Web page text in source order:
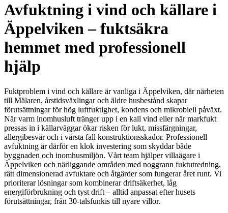
Avfuktning i vind och källare i
Äppelviken – fuktsäkra
hemmet med professionell
hjälp
Fuktproblem i vind och källare är vanliga i Äppelviken, där närheten
till Mälaren, årstidsväxlingar och äldre husbestånd skapar
förutsättningar för hög luftfuktighet, kondens och mikrobiell påväxt.
När varm inomhusluft tränger upp i en kall vind eller när markfukt
pressas in i källarväggar ökar risken för lukt, missfärgningar,
allergibesvär och i värsta fall konstruktionsskador. Professionell
avfuktning är därför en klok investering som skyddar både
byggnaden och inomhusmiljön. Vårt team hjälper villaägare i
Äppelviken och närliggande områden med noggrann fuktutredning,
rätt dimensionerad avfuktare och åtgärder som fungerar året runt. Vi
prioriterar lösningar som kombinerar driftsäkerhet, låg
energiförbrukning och tyst drift – alltid anpassat efter husets
förutsättningar, från 30-talsfunkis till nyare villor.